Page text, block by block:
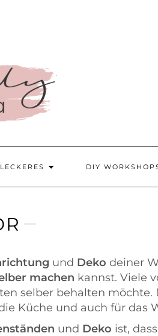
LECKERES DIY
und Deko deiner
machen kannst. Viele
selber behalten möchte.
Küche und auch für das
und Deko ist,